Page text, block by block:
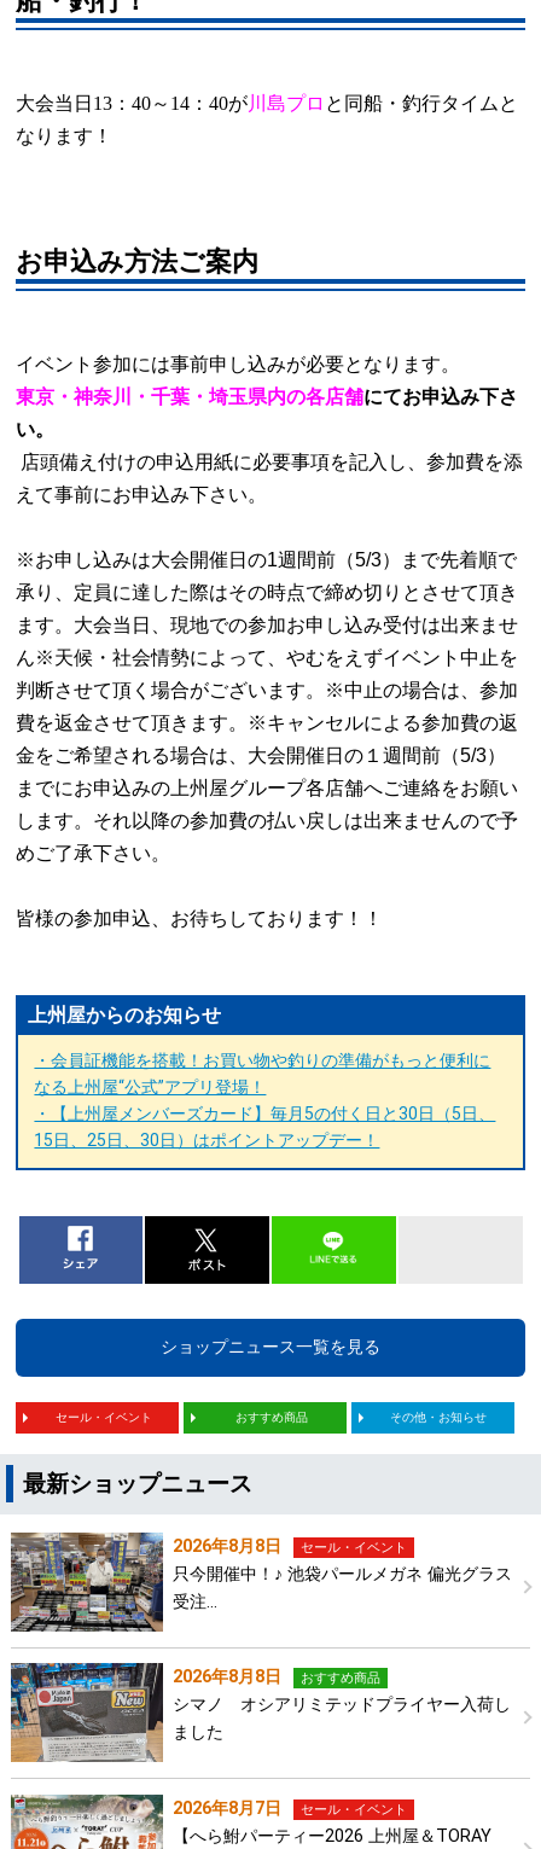
大会当日 13 ：40～ 14 ：40が川島プロ と同船・釣行タイムと
なります！
お申込み方法ご案内
イベント参加には事前申し込みが必要となります。
東京・神奈川・千葉・埼玉県内の各店舗にてお申込み下さ
い。
店頭備え付けの申込用紙に必要事項を記入し、参加費を添
えて事前にお申込み下さい。
※お申し込みは大会開催日の1週間前（5/3）まで先着順で
承り、定員に達した際はその時点で締め切りとさせて頂き
ます。大会当日、現地での参加お申し込み受付は出来ませ
ん※天候・社会情勢によって、やむをえずイベント中止を
判断させて頂く場合がございます。 ※中止の場合は 、参加
費を返金させて頂きます。 ※キャンセルによる参加費の返
金をご希望される場合は、大会開催日の１週間前（5/3）
までにお申込みの上州屋グループ各店舗へご連絡をお願い
します。それ以降の参加費の払い戻しは出来ませんので予
めご了承下さい。
皆様の参加申込、お待ちしております！！
上州屋からのお知らせ
・会員証機能を搭載！お買い物や釣りの準備がもっと便利に
なる上州屋“公式”アプリ登場！
・【上州屋メンバーズカード】毎月5の付く日と30日（5日、
15日、25日、30日）はポイントアップデー！
ショップニュース一覧を見る
セール・イベント おすすめ商品 その他・お知らせ
最新ショップニュース
2026年8月8日 セール・イベント
只今開催中！♪ 池袋パールメガネ 偏光グラス
受注…
2026年8月8日 おすすめ商品
シマノ オシアリミテッドプライヤー入荷し
ました
2026年8月7日 セール・イベント
【へら鮒パーティー2026 上州屋＆TORAY